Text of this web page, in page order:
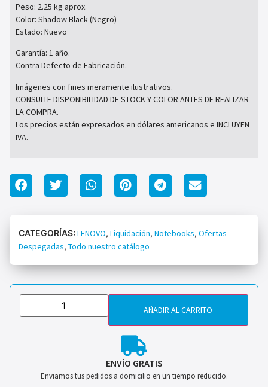
Peso: 2.25 kg aprox.
Color: Shadow Black (Negro)
Estado: Nuevo
Garantía: 1 año.
Contra Defecto de Fabricación.
Imágenes con fines meramente ilustrativos.
CONSULTE DISPONIBILIDAD DE STOCK Y COLOR ANTES DE REALIZAR
LA COMPRA.
Los precios están expresados en dólares americanos e INCLUYEN
IVA.
CATEGORÍAS: LENOVO, Liquidación, Notebooks, Ofertas
Despegadas, Todo nuestro catálogo
AÑADIR AL CARRITO
ENVÍO GRATIS
Enviamos tus pedidos a domicilio en un tiempo reducido.